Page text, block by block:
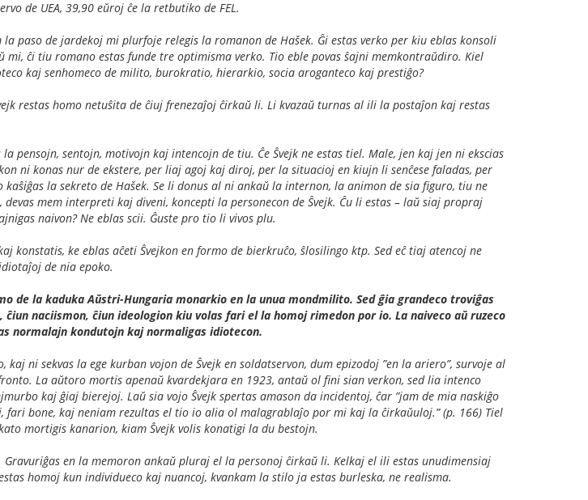
de UEA, 39,90 eŭroj ĉe la retbutiko de FEL.
paso de jardekoj mi plurfoje relegis la romanon de Hašek. Ĝi estas verko per kiu eblas konsoli
mi, ĉi tiu romano estas funde tre optimisma verko. Tio eble povas ŝajni memkontraŭdiro. Kiel
kaj senhomeco de milito, burokratio, hierarkio, socia aroganteco kaj prestiĝo?
restas homo netuŝita de ĉiuj frenezaĵoj ĉirkaŭ li. Li kvazaŭ turnas al ili la postaĵon kaj restas
pensojn, sentojn, motivojn kaj intencojn de tiu. Ĉe Ŝvejk ne estas tiel. Male, jen kaj jen ni ekscias
ni konas nur de ekstere, per liaj agoj kaj diroj, per la situacioj en kiujn li senĉese faladas, per
la sekreto de Hašek. Se li donus al ni ankaŭ la internon, la animon de sia figuro, tiu ne
mem interpreti kaj diveni, koncepti la personecon de Ŝvejk. Ĉu li estas – laŭ siaj propraj
naivon? Ne eblas scii. Ĝuste pro tio li vivos plu.
konstatis, ke eblas aĉeti Ŝvejkon en formo de bierkruĉo, ŝlosilingo ktp. Sed eĉ tiaj atencoj ne
de nia epoko.
de la kaduka Aŭstri-Hungaria monarkio en la unua mondmilito. Sed ĝia grandeco troviĝas
naciismon, ĉiun ideologion kiu volas fari el la homoj rimedon por io. La naiveco aŭ ruzeco
normalajn kondutojn kaj normaligas idiotecon.
ni sekvas la ege kurban vojon de Ŝvejk en soldatservon, dum epizodoj ”en la ariero”, survoje al
La aŭtoro mortis apenaŭ kvardekjara en 1923, antaŭ ol fini sian verkon, sed lia intenco
kaj ĝiaj bierejoj. Laŭ sia vojo Ŝvejk spertas amason da incidentoj, ĉar ”jam de mia naskiĝo
fari bone, kaj neniam rezultas el tio io alia ol malagrablaĵo por mi kaj la ĉirkaŭuloj.” (p. 166) Tiel
mortigis kanarion, kiam Ŝvejk volis konatigi la du bestojn.
Gravuriĝas en la memoron ankaŭ pluraj el la personoj ĉirkaŭ li. Kelkaj el ili estas unudimensiaj
homoj kun individueco kaj nuancoj, kvankam la stilo ja estas burleska, ne realisma.